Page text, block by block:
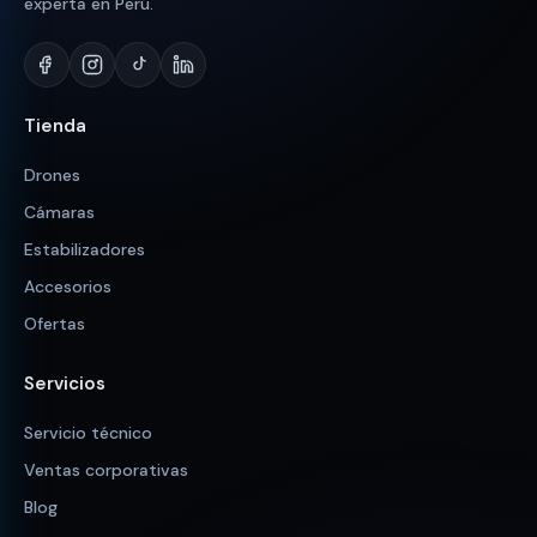
Tienda
Drones
Cámaras
Estabilizadores
Accesorios
Ofertas
Servicios
Servicio técnico
Ventas corporativas
Blog